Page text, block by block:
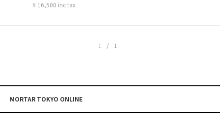
¥ 16,500 inc tax
1/1
MORTAR TOKYO ONLINE